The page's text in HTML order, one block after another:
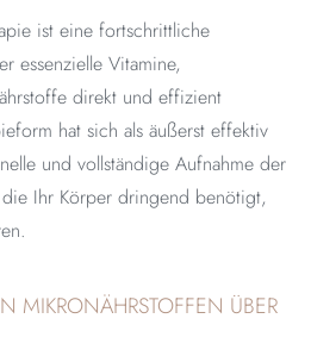
ist eine fortschrittliche
essenzielle Vitamine,
direkt und effizient
hat sich als äußerst effektiv
und vollständige Aufnahme der
Ihr Körper dringend benötigt,
MIKRONÄHRSTOFFEN ÜBER